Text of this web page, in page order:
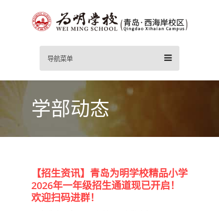
导航菜单
学部动态
【招生资讯】青岛为明学校精品小学
2026年一年级招生通道现已开启！
欢迎扫码进群！